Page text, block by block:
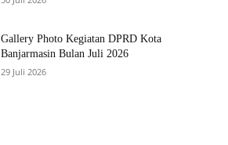
Gallery Photo Kegiatan DPRD Kota
Banjarmasin Bulan Juli 2026
29 Juli 2026